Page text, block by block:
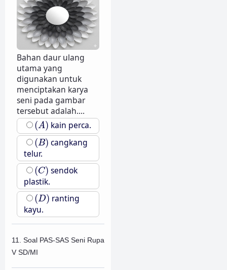
Bahan daur ulang
utama yang
digunakan untuk
menciptakan karya
seni pada gambar
tersebut adalah....
(A)
(A) kain perca.
(B)
(B) cangkang
telur.
(C)
(C) sendok
plastik.
(D)
(D) ranting
kayu.
11. Soal PAS-SAS Seni Rupa
V SD/MI